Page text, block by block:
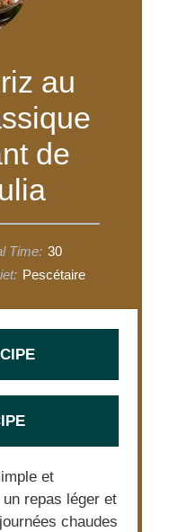
au
de
Time: 30
Pescétaire
et
repas léger et
chaudes